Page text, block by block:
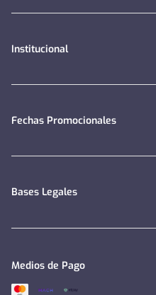
Institucional
Fechas Promocionales
Bases Legales
Medios de Pago